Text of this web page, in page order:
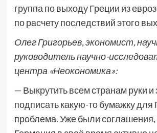
группа по выходу Греции из
по расчету последствий этого
Олег Григорьев, экономист,
руководитель научно-
центра «Неокономика»:
— Выкрутить всем странам руки и
подписать какую-то бумажку для
проблема. Уже были соглашения,